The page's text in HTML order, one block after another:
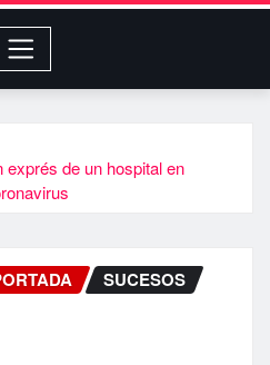
de un hospital en
SUCESOS